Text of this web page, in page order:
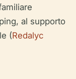
al supporto
(Redalyc